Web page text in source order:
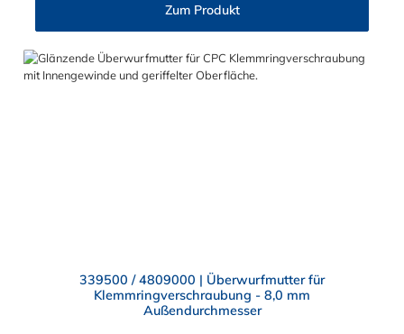
Zum Produkt
339500 / 4809000 | Überwurfmutter für
Klemmringverschraubung - 8,0 mm
Außendurchmesser